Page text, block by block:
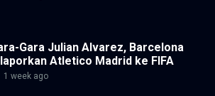
Gara Julian Alvarez, Barcelona
Atletico Madrid ke FIFA
1 week ago